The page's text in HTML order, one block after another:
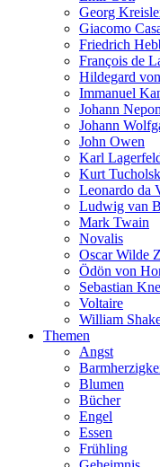
Georg
Giacomo
Friedrich
François de
Hildegard
Immanuel
Johann
Johann
John Owen
Karl
Kurt
Leonardo da
Ludwig van
Mark Twain
Novalis
Oscar Wilde
Ödön von
Sebastian
Voltaire
William
Themen
Angst
Blumen
Bücher
Engel
Essen
Frühling